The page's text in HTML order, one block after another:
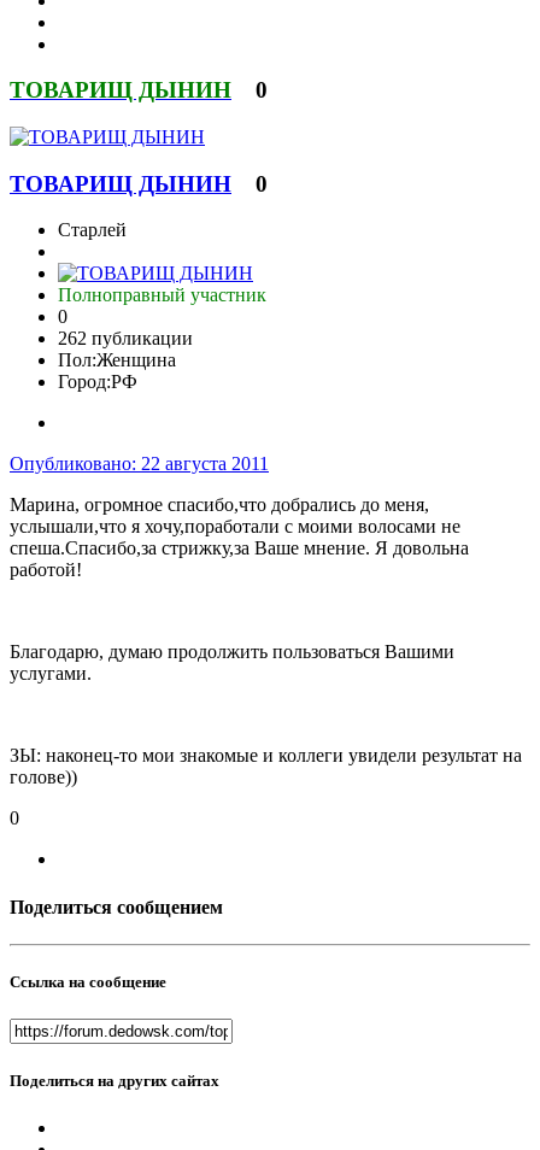
ТОВАРИЩ ДЫНИН 0
ТОВАРИЩ ДЫНИН 0
Старлей
Полноправный участник
0
262 публикации
Пол:Женщина
Город:РФ
Опубликовано: 22 августа 2011
Марина, огромное спасибо,что добрались до меня,
услышали,что я хочу,поработали с моими волосами не
спеша.Спасибо,за стрижку,за Ваше мнение. Я довольна
работой!
Благодарю, думаю продолжить пользоваться Вашими
услугами.
ЗЫ: наконец-то мои знакомые и коллеги увидели результат на
голове))
0
Поделиться сообщением
Ссылка на сообщение
Поделиться на других сайтах